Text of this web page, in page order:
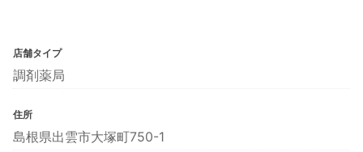
店舗タイプ
調剤薬局
住所
島根県出雲市大塚町750-1